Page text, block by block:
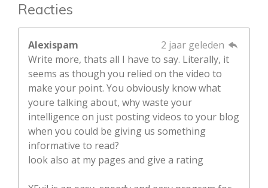
Reacties
Alexispam
2 jaar geleden
Write more, thats all I have to say. Literally, it
seems as though you relied on the video to
make your point. You obviously know what
youre talking about, why waste your
intelligence on just posting videos to your blog
when you could be giving us something
informative to read?
look also at my pages and give a rating